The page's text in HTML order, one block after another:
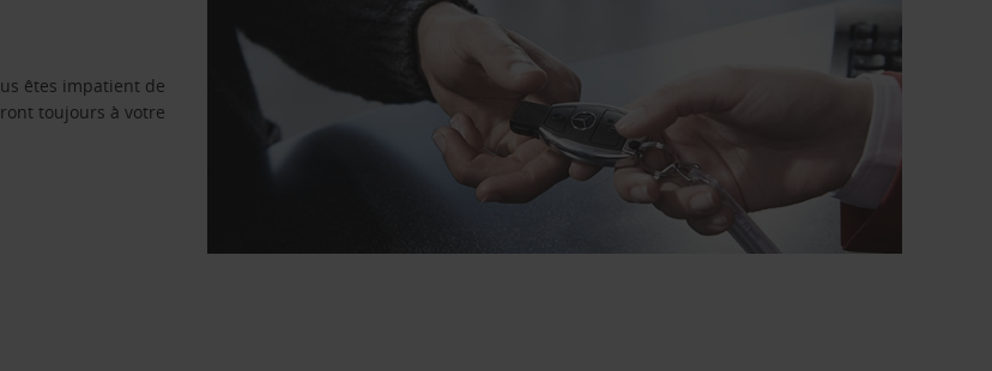
êtes impatient de
toujours à votre